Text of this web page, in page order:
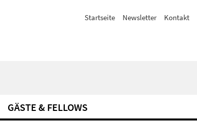
Startseite Newsletter Kontakt
GÄSTE & FELLOWS